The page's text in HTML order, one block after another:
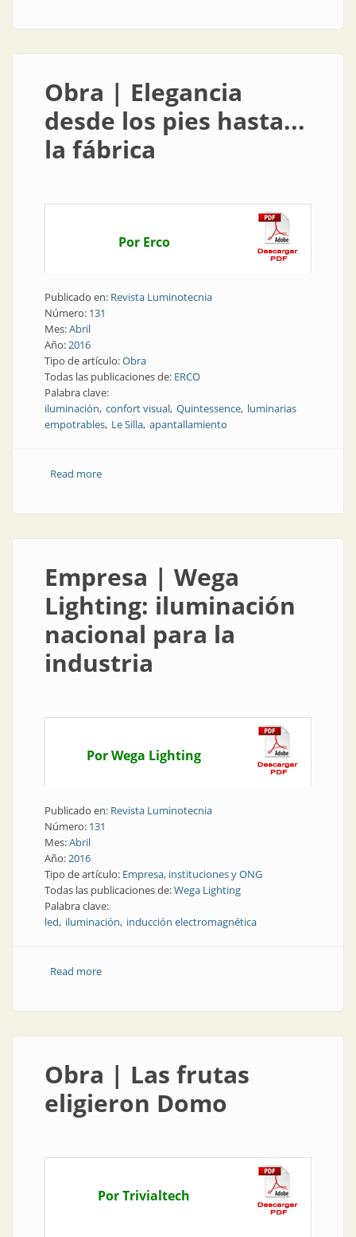
Obra | Elegancia
desde los pies hasta...
la fábrica
Por Erco
Publicado en: Revista Luminotecnia
Número: 131
Mes:Abril
Año:2016
Tipo de artículo:Obra
Todas las publicaciones de: ERCO
Palabra clave:
iluminación confort visual Quintessence luminarias
empotrables Le Silla apantallamiento
Read moreabout Obra | Elegancia desde los pies hasta... la
Empresa | Wega
Lighting: iluminación
nacional para la
industria
Por Wega Lighting
Publicado en: Revista Luminotecnia
Número: 131
Mes:Abril
Año:2016
Tipo de artículo: Empresa, instituciones y ONG
Todas las publicaciones de:Wega Lighting
Palabra clave:
led iluminación inducción electromagnética
Read moreabout Empresa | Wega Lighting: iluminación nacional
Obra | Las frutas
eligieron Domo
Por Trivialtech